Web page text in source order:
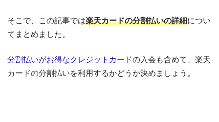
そこで、この記事では楽天カードの分割払いの詳細につい
てまとめました。
分割払いがお得なクレジットカードの入会も含めて、楽天
カードの分割払いを利用するかどうか決めましょう。